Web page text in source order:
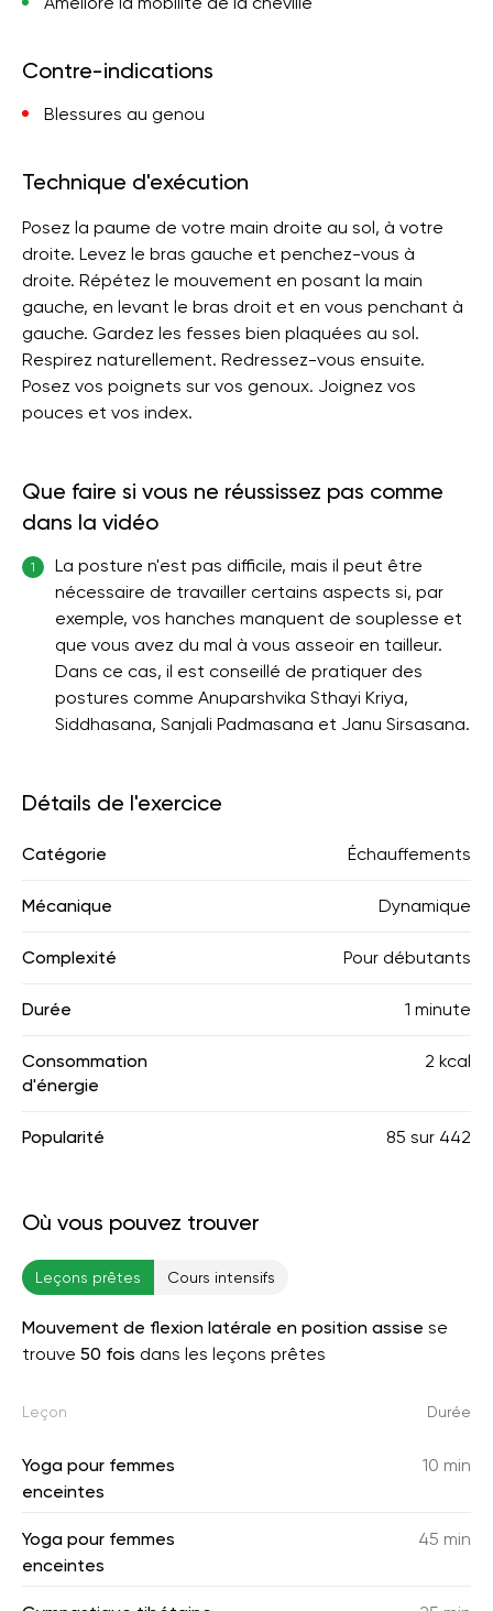
Contre-indications
Blessures au genou
Technique d'exécution
Posez la paume de votre main droite au sol, à votre
droite. Levez le bras gauche et penchez-vous à
droite. Répétez le mouvement en posant la main
gauche, en levant le bras droit et en vous penchant à
gauche. Gardez les fesses bien plaquées au sol.
Respirez naturellement. Redressez-vous ensuite.
Posez vos poignets sur vos genoux. Joignez vos
pouces et vos index.
Que faire si vous ne réussissez pas comme
dans la vidéo
1
La posture n'est pas difficile, mais il peut être
nécessaire de travailler certains aspects si, par
exemple, vos hanches manquent de souplesse et
que vous avez du mal à vous asseoir en tailleur.
Dans ce cas, il est conseillé de pratiquer des
postures comme Anuparshvika Sthayi Kriya,
Siddhasana, Sanjali Padmasana et Janu Sirsasana.
Détails de l'exercice
Catégorie Échauffements
Mécanique Dynamique
Complexité Pour débutants
Durée 1 minute
Consommation
d'énergie
2 kcal
Popularité 85 sur 442
Où vous pouvez trouver
Leçons prêtes Cours intensifs
Mouvement de flexion latérale en position assise se
trouve 50 fois dans les leçons prêtes
Leçon Durée
Yoga pour femmes
enceintes
10 min
Yoga pour femmes
enceintes
45 min